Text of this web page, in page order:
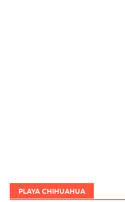
PLAYA CHIHUAHUA